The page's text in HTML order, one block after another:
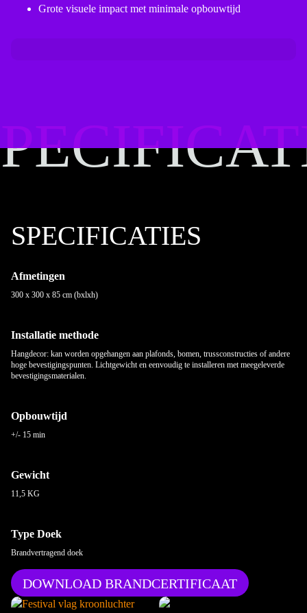
Grote visuele impact met minimale opbouwtijd
SPECIFICATIES
Afmetingen
300 x 300 x 85 cm (bxlxh)
Installatie methode
Hangdecor: kan worden opgehangen aan plafonds, bomen, trussconstructies of andere
hoge bevestigingspunten. Lichtgewicht en eenvoudig te installeren met meegeleverde
bevestigingsmaterialen.
Opbouwtijd
+/- 15 min
Gewicht
11,5 KG
Type Doek
Brandvertragend doek
DOWNLOAD BRANDCERTIFICAAT